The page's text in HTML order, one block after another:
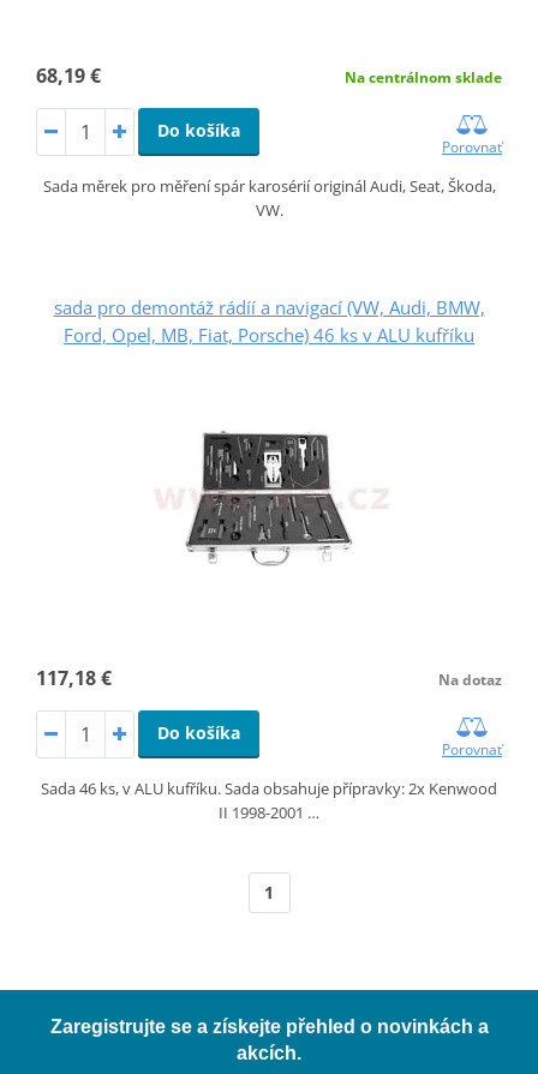
68,19 € Na centrálnom sklade
Do košíka
Porovnať
Sada měrek pro měření spár karosérií originál Audi, Seat, Škoda,
VW.
sada pro demontáž rádíí a navigací (VW, Audi, BMW,
Ford, Opel, MB, Fiat, Porsche) 46 ks v ALU kufříku
117,18 € Na dotaz
Do košíka
Porovnať
Sada 46 ks, v ALU kufříku. Sada obsahuje přípravky: 2x Kenwood
II 1998-2001 …
1
Zaregistrujte se a získejte přehled o novinkách a
akcích.